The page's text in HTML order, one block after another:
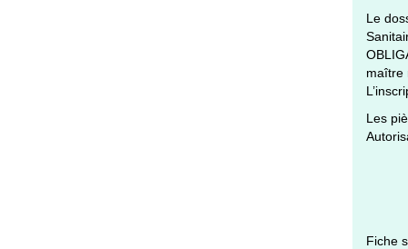
Le
maître
Les
Fiche